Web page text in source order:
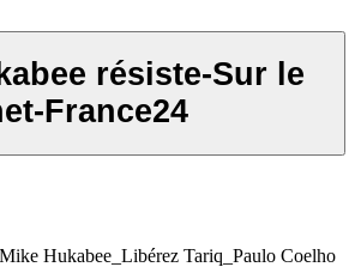
résiste-Sur le
France24
Hukabee_Libérez Tariq_Paulo Coelho